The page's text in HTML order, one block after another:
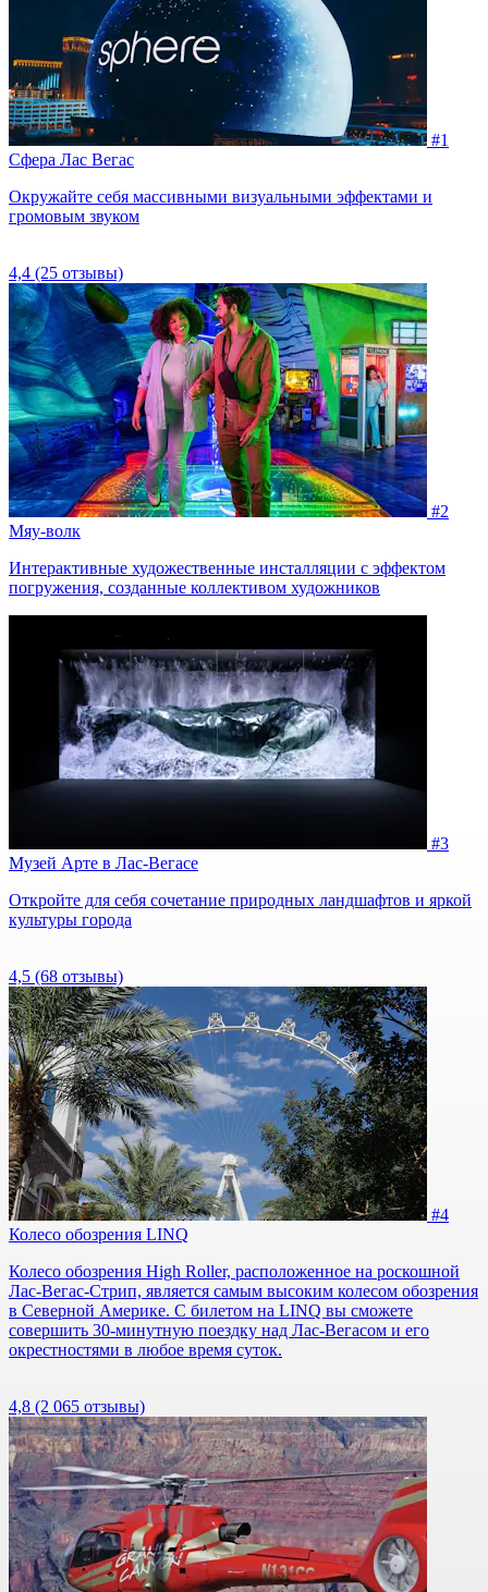
#1
Сфера Лас Вегас
Окружайте себя массивными визуальными эффектами и
громовым звуком
4,4 (25 отзывы)
#2
Мяу-волк
Интерактивные художественные инсталляции с эффектом
погружения, созданные коллективом художников
#3
Музей Арте в Лас-Вегасе
Откройте для себя сочетание природных ландшафтов и яркой
культуры города
4,5 (68 отзывы)
#4
Колесо обозрения LINQ
Колесо обозрения High Roller, расположенное на роскошной
Лас-Вегас-Стрип, является самым высоким колесом обозрения
в Северной Америке. С билетом на LINQ вы сможете
совершить 30-минутную поездку над Лас-Вегасом и его
окрестностями в любое время суток.
4,8 (2 065 отзывы)